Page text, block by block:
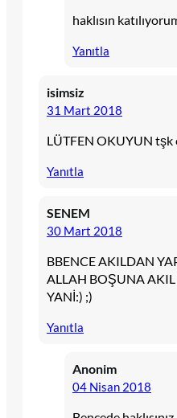
haklısın
Yanıtla
isimsiz
31 Mart 2018
LÜTFEN OKUYUN tşk
Yanıtla
SENEM
30 Mart 2018
BBENCE AKILDAN
ALLAH BOŞUNA
YANİ:) ;)
Yanıtla
Anonim
04 Nisan 2018